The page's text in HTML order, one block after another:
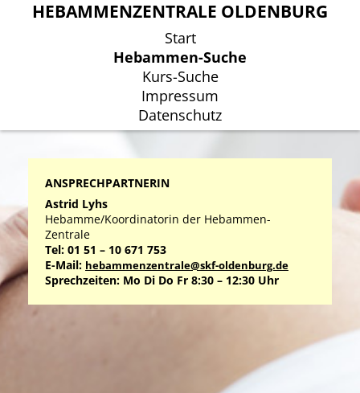
HEBAMMENZENTRALE OLDENBURG
Start
Hebammen-Suche
Kurs-Suche
Impressum
Datenschutz
HEBAMMENZENTRALE OLDENBURG
Start
Hebammen-Suche
Kurs-Suche
Impressum
Datenschutz
ANSPRECHPARTNERIN
Astrid Lyhs
Hebamme/Koordinatorin der Hebammen-
Zentrale
Tel: 01 51 – 10 671 753
E-Mail: hebammenzentrale@skf-oldenburg.de
Sprechzeiten: Mo Di Do Fr 8:30 – 12:30 Uhr